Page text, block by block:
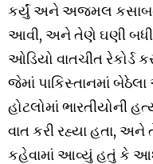
કર્યું અને અજમલ કસાબને
આવી, અને તેણે ઘણી બધી
ઓડિયો વાતચીત રેકોર્ડ
જેમાં પાકિસ્તાનમાં
હોટલોમાં ભારતીયોની
વાત કરી રહ્યા હતા,
કહેવામાં આવ્યું હતું કે